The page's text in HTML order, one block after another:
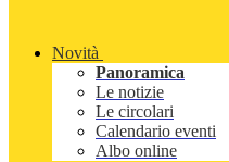
Novità
Panoramica
Le notizie
Le circolari
Calendario eventi
Albo online